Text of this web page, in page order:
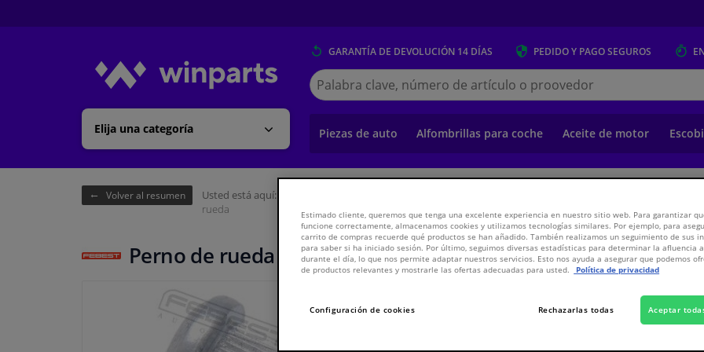
Elija una categoría
GARANTÍA DE DEVOLUCIÓN 14 DÍAS PEDIDO Y PAGOSEGUROS
Buscar
en
Winparts.es
Piezas de auto Alfombrillas para coche Aceite de motor
Volver al resumen Usted está aquí:
rueda
Perno de rueda
2,49€
Estimado cliente, queremos que tenga una excelente experiencia en nuestro sitio web. Para garantizar
funcione correctamente, almacenamos cookies y utilizamos tecnologías similares. Por ejemplo, para
carrito de compras recuerde qué productos se han añadido. También realizamos un seguimiento de sus
para saber si ha iniciado sesión. Por último, seguimos diversas estadísticas para determinar la afluencia
durante el día, lo que nos permite adaptar nuestros servicios. Esto nos ayuda a asegurar que podemos
de productos relevantes y mostrarle las ofertas adecuadas para usted.
Política de privacidad
Configuración de cookies Rechazarlas todas Aceptar